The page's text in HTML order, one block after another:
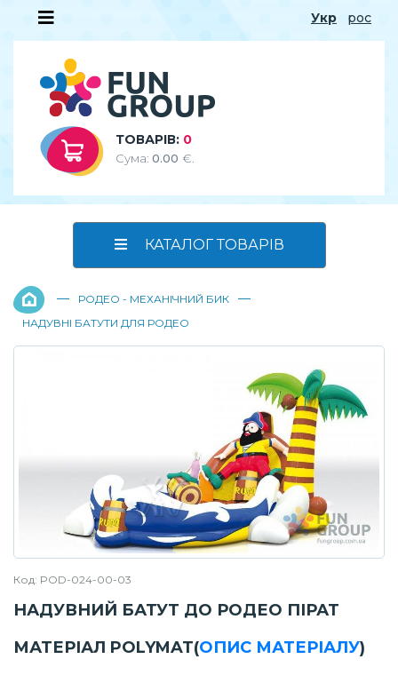
Укр рос
ТОВАРІВ: 0
Сума: 0.00 €.
КАТАЛОГ ТОВАРІВ
— РОДЕО - МЕХАНІЧНИЙ БИК —
НАДУВНІ БАТУТИ ДЛЯ РОДЕО
Код: POD-024-00-03
НАДУВНИЙ БАТУТ ДО РОДЕО ПІРАТ
МАТЕРІАЛ POLYMAT(ОПИС МАТЕРІАЛУ)